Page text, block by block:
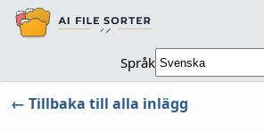
Språk
← Tillbaka till alla inlägg